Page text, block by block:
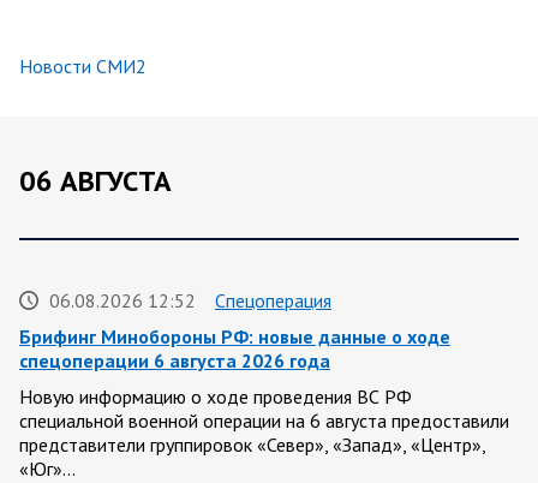
Новости СМИ2
06 АВГУСТА
06.08.2026 12:52
Спецоперация
Брифинг Минобороны РФ: новые данные о ходе
спецоперации 6 августа 2026 года
Новую информацию о ходе проведения ВС РФ
специальной военной операции на 6 августа предоставили
представители группировок «Север», «Запад», «Центр»,
«Юг»…